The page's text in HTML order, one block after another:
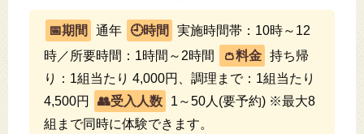
通年
実施時間帯：10時～12
時／所要時間：1時間～2時間
持ち帰
り：1組当たり 4,000円、調理まで：1組当たり
4,500円
1～50人(要予約) ※最大8
組まで同時に体験できます。